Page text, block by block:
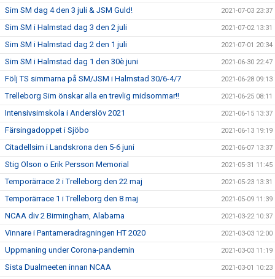
Sim SM dag 4 den 3 juli & JSM Guld! 2021-07-03 23:37
Sim SM i Halmstad dag 3 den 2 juli 2021-07-02 13:31
Sim SM i Halmstad dag 2 den 1 juli 2021-07-01 20:34
Sim SM i Halmstad dag 1 den 30è juni 2021-06-30 22:47
Följ TS simmarna på SM/JSM i Halmstad 30/6-4/7 2021-06-28 09:13
Trelleborg Sim önskar alla en trevlig midsommar!! 2021-06-25 08:11
Intensivsimskola i Anderslöv 2021 2021-06-15 13:37
Färsingadoppet i Sjöbo 2021-06-13 19:19
Citadellsim i Landskrona den 5-6 juni 2021-06-07 13:37
Stig Olson o Erik Persson Memorial 2021-05-31 11:45
Temporärrace 2 i Trelleborg den 22 maj 2021-05-23 13:31
Temporärrace 1 i Trelleborg den 8 maj 2021-05-09 11:39
NCAA div 2 Birmingham, Alabama 2021-03-22 10:37
Vinnare i Pantameradragningen HT 2020 2021-03-03 12:00
Uppmaning under Corona-pandemin 2021-03-03 11:19
Sista Dualmeeten innan NCAA 2021-03-01 10:23